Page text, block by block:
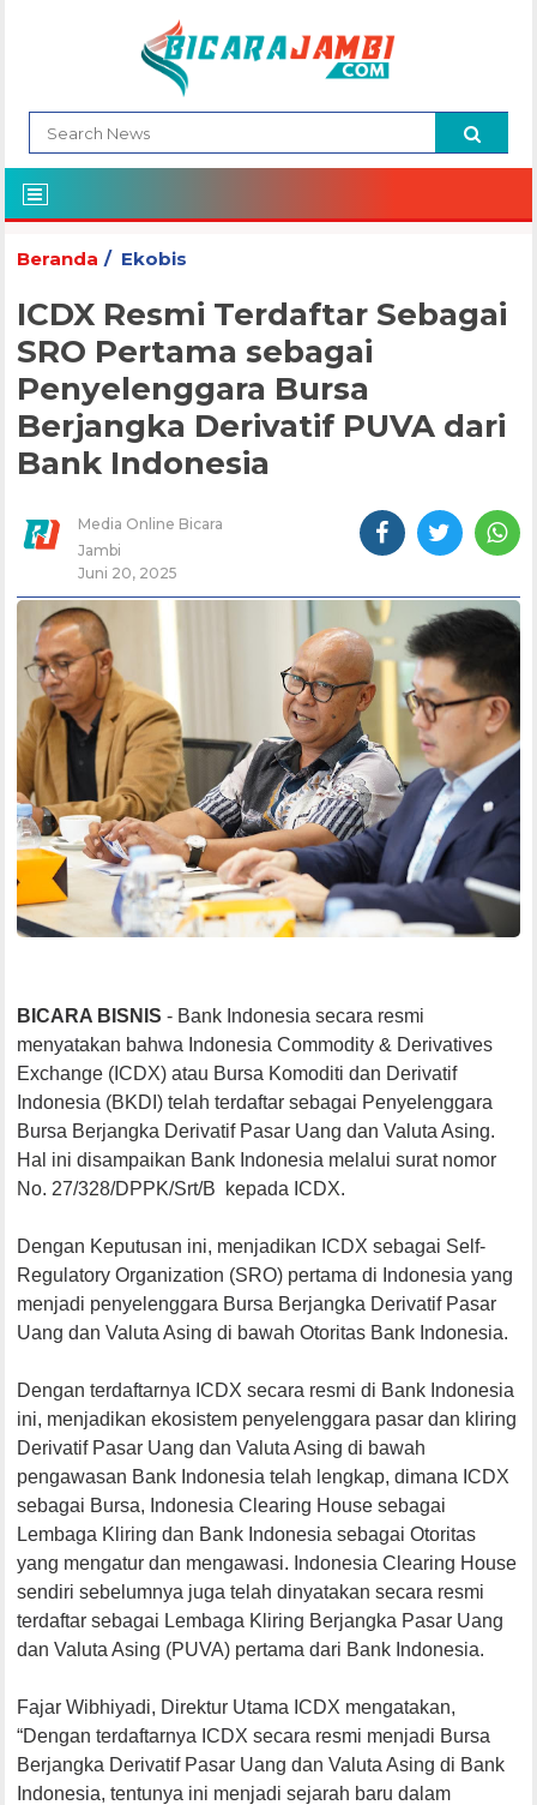
Beranda Ekobis
ICDX Resmi Terdaftar Sebagai
SRO Pertama sebagai
Penyelenggara Bursa
Berjangka Derivatif PUVA dari
Bank Indonesia
Media Online Bicara
Jambi
Juni 20, 2025
BICARA BISNIS - Bank Indonesia secara resmi
menyatakan bahwa Indonesia Commodity & Derivatives
Exchange (ICDX) atau Bursa Komoditi dan Derivatif
Indonesia (BKDI) telah terdaftar sebagai Penyelenggara
Bursa Berjangka Derivatif Pasar Uang dan Valuta Asing.
Hal ini disampaikan Bank Indonesia melalui surat nomor
No. 27/328/DPPK/Srt/B kepada ICDX.
Dengan Keputusan ini, menjadikan ICDX sebagai Self-
Regulatory Organization (SRO) pertama di Indonesia yang
menjadi penyelenggara Bursa Berjangka Derivatif Pasar
Uang dan Valuta Asing di bawah Otoritas Bank Indonesia.
Dengan terdaftarnya ICDX secara resmi di Bank Indonesia
ini, menjadikan ekosistem penyelenggara pasar dan kliring
Derivatif Pasar Uang dan Valuta Asing di bawah
pengawasan Bank Indonesia telah lengkap, dimana ICDX
sebagai Bursa, Indonesia Clearing House sebagai
Lembaga Kliring dan Bank Indonesia sebagai Otoritas
yang mengatur dan mengawasi. Indonesia Clearing House
sendiri sebelumnya juga telah dinyatakan secara resmi
terdaftar sebagai Lembaga Kliring Berjangka Pasar Uang
dan Valuta Asing (PUVA) pertama dari Bank Indonesia.
Fajar Wibhiyadi, Direktur Utama ICDX mengatakan,
“Dengan terdaftarnya ICDX secara resmi menjadi Bursa
Berjangka Derivatif Pasar Uang dan Valuta Asing di Bank
Indonesia, tentunya ini menjadi sejarah baru dalam